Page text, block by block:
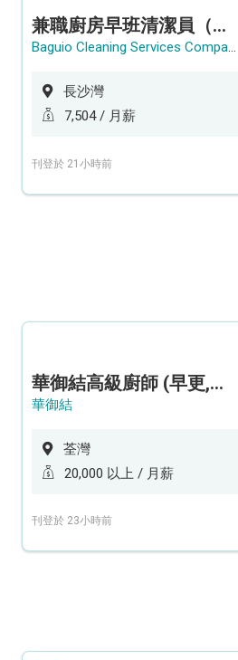
兼職廚房早班清潔員（長沙灣）
Baguio Cleaning Services Company Limited
長沙灣
7,504 / 月薪
刊登於 21小時前
華御結高級廚師 (早更,中央廚房)*底薪可達20k* (5天工作週)
華御結
荃灣
20,000 以上 / 月薪
刊登於 23小時前